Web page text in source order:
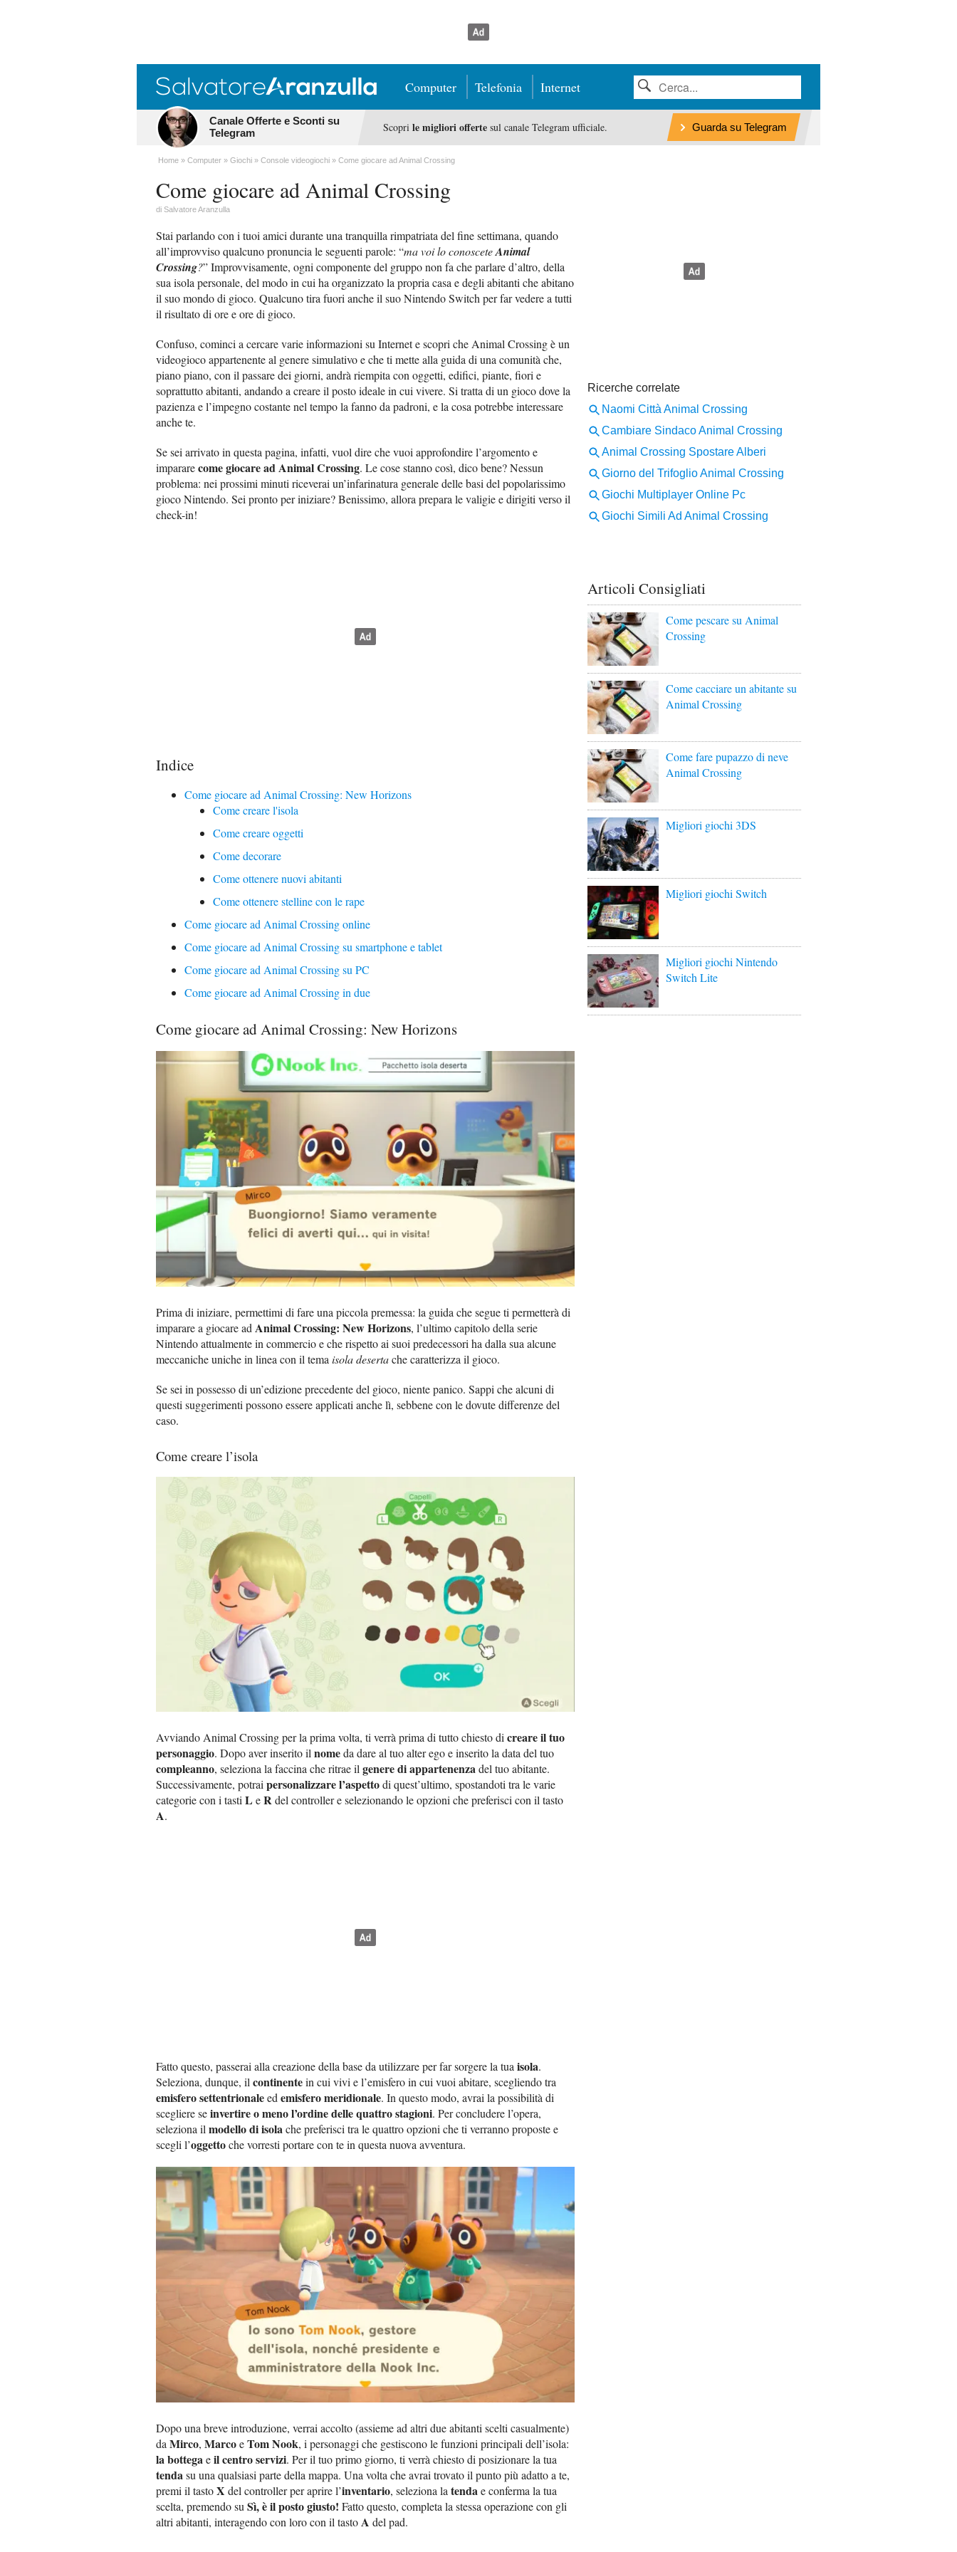
Computer Telefonia Internet
Canale Offerte e Sconti su
Telegram
Scopri le migliori offertesul canale Telegram ufficiale. Guarda su Telegram
Home Computer Giochi Console videogiochi Come giocare ad Animal Crossing
Come giocare ad Animal Crossing
di Salvatore Aranzulla
Stai parlando con i tuoi amici durante una tranquilla rimpatriata del fine settimana, quando
all’improvviso qualcuno pronuncia le seguenti parole: “ma voi lo conosceteAnimal
Crossing?” Improvvisamente, ogni componente del gruppo non fa che parlare d’altro, della
sua isola personale, del modo in cui ha organizzato la propria casa e degli abitanti che abitano
il suo mondo di gioco. Qualcuno tira fuori anche il suo Nintendo Switch per far vedere a tutti
il risultato di ore e ore di gioco.
Confuso, cominci a cercare varie informazioni su Internet e scopri che Animal Crossing è un
videogioco appartenente al genere simulativo e che ti mette alla guida di una comunità che,
piano piano, con il passare dei giorni, andrà riempita con oggetti, edifici, piante, fiori e
soprattutto abitanti, andando a creare il posto ideale in cui vivere. Si tratta di un gioco dove la
pazienza e l’impegno costante nel tempo la fanno da padroni, e la cosa potrebbe interessare
anche te.
Se sei arrivato in questa pagina, infatti, vuol dire che vuoi approfondire l’argomento e
impararecome giocare ad Animal Crossing. Le cose stanno così, dico bene? Nessun
problema: nei prossimi minuti riceverai un’infarinatura generale delle basi del popolarissimo
gioco Nintendo. Sei pronto per iniziare? Benissimo, allora prepara le valigie e dirigiti verso il
check-in!
Indice
Come giocare ad Animal Crossing: New Horizons
Come creare l'isola
Come creare oggetti
Come decorare
Come ottenere nuovi abitanti
Come ottenere stelline con le rape
Come giocare ad Animal Crossing online
Come giocare ad Animal Crossing su smartphone e tablet
Come giocare ad Animal Crossing su PC
Come giocare ad Animal Crossing in due
Come giocare ad Animal Crossing: New Horizons
Prima di iniziare, permettimi di fare una piccola premessa: la guida che segue ti permetterà di
imparare a giocare ad Animal Crossing: New Horizons, l’ultimo capitolo della serie
Nintendo attualmente in commercio e che rispetto ai suoi predecessori ha dalla sua alcune
meccaniche uniche in linea con il tema isola desertache caratterizza il gioco.
Se sei in possesso di un’edizione precedente del gioco, niente panico. Sappi che alcuni di
questi suggerimenti possono essere applicati anche lì, sebbene con le dovute differenze del
caso.
Come creare l’isola
Avviando Animal Crossing per la prima volta, ti verrà prima di tutto chiesto dicreare il tuo
personaggio. Dopo aver inserito ilnomeda dare al tuo alter ego e inserito la data del tuo
compleanno, seleziona la faccina che ritrae ilgenere di appartenenzadel tuo abitante.
Successivamente, potraipersonalizzare l’aspettodi quest’ultimo, spostandoti tra le varie
categorie con i tastiL eRdel controller e selezionando le opzioni che preferisci con il tasto
A.
Fatto questo, passerai alla creazione della base da utilizzare per far sorgere la tuaisola.
Seleziona, dunque, ilcontinentein cui vivi e l’emisfero in cui vuoi abitare, scegliendo tra
emisfero settentrionaleedemisfero meridionale. In questo modo, avrai la possibilità di
scegliere seinvertire o meno l’ordine delle quattro stagioni. Per concludere l’opera,
seleziona ilmodello di isolache preferisci tra le quattro opzioni che ti verranno proposte e
scegli l’oggettoche vorresti portare con te in questa nuova avventura.
Dopo una breve introduzione, verrai accolto (assieme ad altri due abitanti scelti casualmente)
da Mirco, MarcoeTom Nook, i personaggi che gestiscono le funzioni principali dell’isola:
la bottegaeil centro servizi. Per il tuo primo giorno, ti verrà chiesto di posizionare la tua
tendasu una qualsiasi parte della mappa. Una volta che avrai trovato il punto più adatto a te,
premi il tastoX del controller per aprire l’inventario, seleziona la tendae conferma la tua
scelta, premendo su Sì, è il posto giusto! Fatto questo, completa la stessa operazione con gli
altri abitanti, interagendo con loro con il tastoA del pad.
Articoli Consigliati
Come pescare su Animal
Crossing
Come cacciare un abitante su
Animal Crossing
Come fare pupazzo di neve
Animal Crossing
Migliori giochi 3DS
Migliori giochi Switch
Migliori giochi Nintendo
Switch Lite